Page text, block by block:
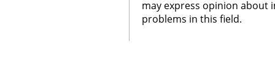
may express opinion about
problems in this field.